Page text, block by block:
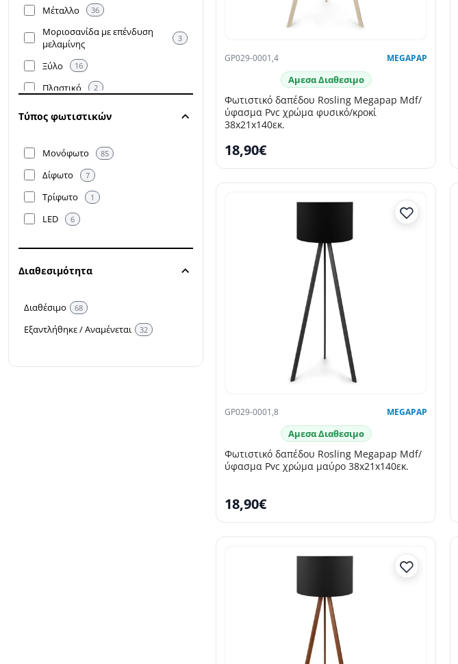
Χρυσό 12
Μέταλλο 36
Μοριοσανίδα με επένδυση
μελαμίνης
3
Ξύλο 16
Πλαστικό 2
Ψάθινη 2
Τύπος φωτιστικών
Μονόφωτο 85
Δίφωτο 7
Τρίφωτο 1
LED 6
Διαθεσιμότητα
Διαθέσιμο 68
Εξαντλήθηκε / Αναμένεται 32
GP029-0001,4 MEGAPAP
Αμεσα Διαθεσιμο
Φωτιστικό δαπέδου Rosling Megapap Mdf/
ύφασμα Pvc χρώμα φυσικό/κροκί
38x21x140εκ.
18,90€
GP029-0001,8 MEGAPAP
Αμεσα Διαθεσιμο
Φωτιστικό δαπέδου Rosling Megapap Mdf/
ύφασμα Pvc χρώμα μαύρο 38x21x140εκ.
18,90€